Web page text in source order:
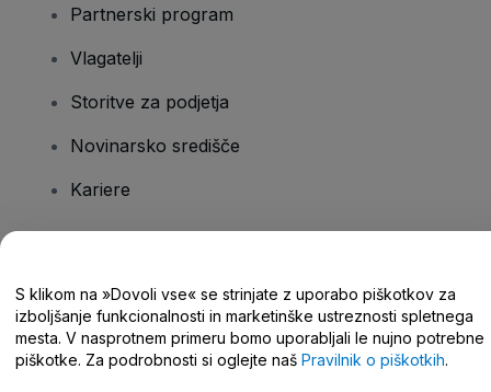
Partnerski program
Vlagatelji
Storitve za podjetja
Novinarsko središče
Kariere
Središče za pomoč/stik z nami
S klikom na »Dovoli vse« se strinjate z uporabo piškotkov za
izboljšanje funkcionalnosti in marketinške ustreznosti spletnega
mesta. V nasprotnem primeru bomo uporabljali le nujno potrebne
piškotke. Za podrobnosti si oglejte naš Pravilnik o piškotkih.